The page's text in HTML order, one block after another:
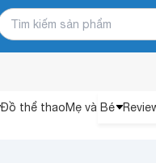
Đồ thể thaoMẹ và Bé